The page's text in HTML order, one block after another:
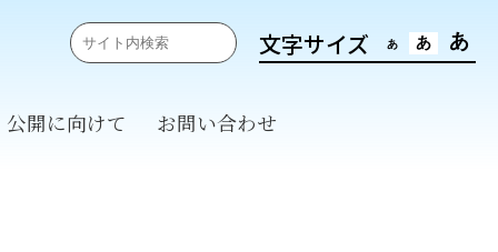
公開に向けて お問い合わせ
文字サイズ あ あ あ